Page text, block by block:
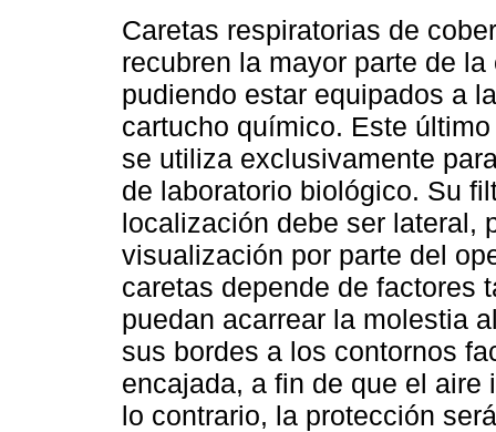
Caretas respiratorias de
recubren la mayor parte de
pudiendo estar equipados a
cartucho químico. Este
se utiliza exclusivamente
de laboratorio biológico. Su
localización debe ser lateral,
visualización por parte del
caretas depende de factores
puedan acarrear la molestia
sus bordes a los contornos
encajada, a fin de que el
lo contrario, la protección